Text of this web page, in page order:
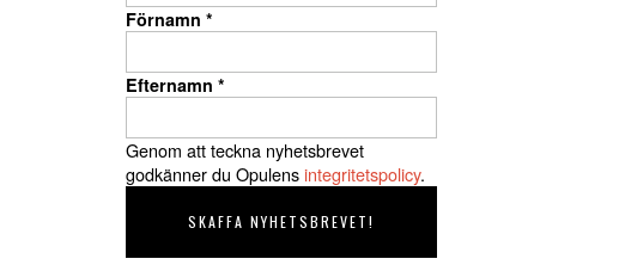
Förnamn *
Efternamn *
Genom att teckna nyhetsbrevet
godkänner du Opulensintegritetspolicy.